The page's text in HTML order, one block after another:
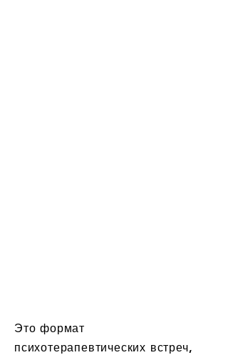
Это формат
психотерапевтических встреч,